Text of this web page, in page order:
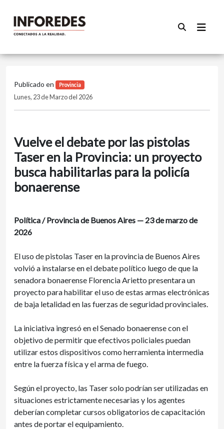
Publicado en Provincia
Lunes, 23 de Marzo del 2026
Vuelve el debate por las pistolas
Taser en la Provincia: un proyecto
busca habilitarlas para la policía
bonaerense
Política / Provincia de Buenos Aires — 23 de marzo de
2026
El uso de pistolas Taser en la provincia de Buenos Aires
volvió a instalarse en el debate político luego de que la
senadora bonaerense Florencia Arietto presentara un
proyecto para habilitar el uso de estas armas electrónicas
de baja letalidad en las fuerzas de seguridad provinciales.
La iniciativa ingresó en el Senado bonaerense con el
objetivo de permitir que efectivos policiales puedan
utilizar estos dispositivos como herramienta intermedia
entre la fuerza física y el arma de fuego.
Según el proyecto, las Taser solo podrían ser utilizadas en
situaciones estrictamente necesarias y los agentes
deberían completar cursos obligatorios de capacitación
antes de portar el equipamiento.